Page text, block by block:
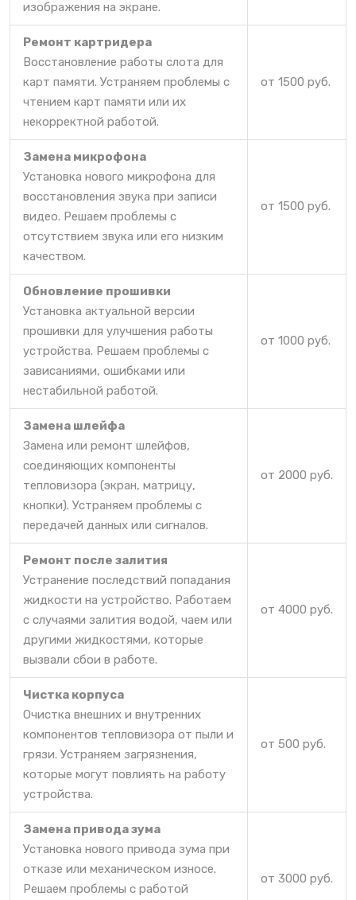
изображения на экране.
Ремонт картридера
Восстановление работы слота для
карт памяти. Устраняем проблемы с
чтением карт памяти или их
некорректной работой.
от 1500 руб.
Замена микрофона
Установка нового микрофона для
восстановления звука при записи
видео. Решаем проблемы с
отсутствием звука или его низким
качеством.
от 1500 руб.
Обновление прошивки
Установка актуальной версии
прошивки для улучшения работы
устройства. Решаем проблемы с
зависаниями, ошибками или
нестабильной работой.
от 1000 руб.
Замена шлейфа
Замена или ремонт шлейфов,
соединяющих компоненты
тепловизора (экран, матрицу,
кнопки). Устраняем проблемы с
передачей данных или сигналов.
от 2000 руб.
Ремонт после залития
Устранение последствий попадания
жидкости на устройство. Работаем
с случаями залития водой, чаем или
другими жидкостями, которые
вызвали сбои в работе.
от 4000 руб.
Чистка корпуса
Очистка внешних и внутренних
компонентов тепловизора от пыли и
грязи. Устраняем загрязнения,
которые могут повлиять на работу
устройства.
от 500 руб.
Замена привода зума
Установка нового привода зума при
отказе или механическом износе.
Решаем проблемы с работой
от 3000 руб.